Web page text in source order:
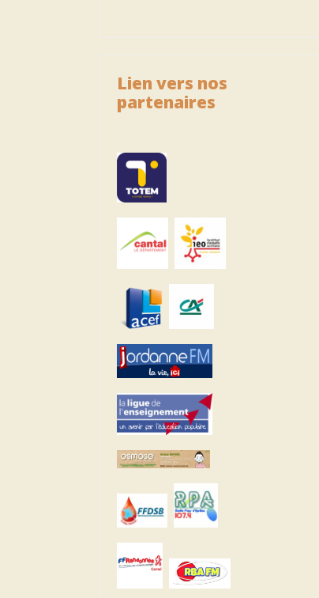
Lien vers nos
partenaires